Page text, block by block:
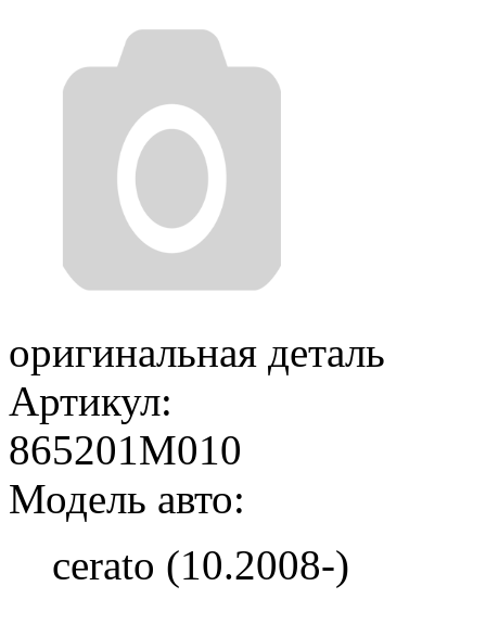
оригинальная деталь
Артикул:
865201M010
Модель авто:
cerato (10.2008-)